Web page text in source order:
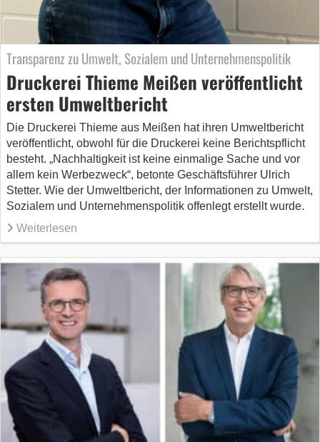
Transparenz zu Umwelt, Sozialem und Unternehmenspolitik
Druckerei Thieme Meißen veröffentlicht
ersten Umweltbericht
Die Druckerei Thieme aus Meißen hat ihren Umweltbericht
veröffentlicht, obwohl für die Druckerei keine Berichtspflicht
besteht. „Nachhaltigkeit ist keine einmalige Sache und vor
allem kein Werbezweck“, betonte Geschäftsführer Ulrich
Stetter. Wie der Umweltbericht, der Informationen zu Umwelt,
Sozialem und Unternehmenspolitik offenlegt erstellt wurde.
Weiterlesen